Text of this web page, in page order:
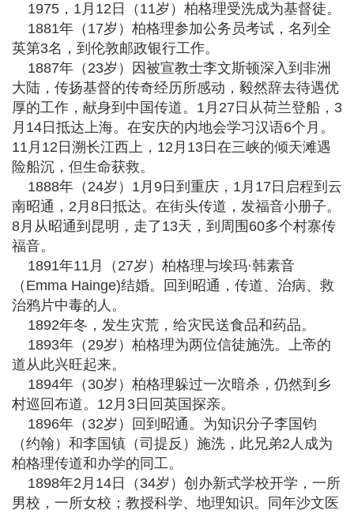
1975，1月12日（11岁）柏格理受洗成为基督徒。
1881年（17岁）柏格理参加公务员考试，名列全
英第3名，到伦敦邮政银行工作。
1887年（23岁）因被宣教士李文斯顿深入到非洲
大陆，传扬基督的传奇经历所感动，毅然辞去待遇优
厚的工作，献身到中国传道。1月27日从荷兰登船，3
月14日抵达上海。在安庆的内地会学习汉语6个月。
11月12日溯长江西上，12月13日在三峡的倾天滩遇
险船沉，但生命获救。
1888年（24岁）1月9日到重庆，1月17日启程到云
南昭通，2月8日抵达。在街头传道，发福音小册子。
8月从昭通到昆明，走了13天，到周围60多个村寨传
福音。
1891年11月（27岁）柏格理与埃玛·韩素音
（Emma Hainge)结婚。回到昭通，传道、治病、救
治鸦片中毒的人。
1892年冬，发生灾荒，给灾民送食品和药品。
1893年（29岁）柏格理为两位信徒施洗。上帝的
道从此兴旺起来。
1894年（30岁）柏格理躲过一次暗杀，仍然到乡
村巡回布道。12月3日回英国探亲。
1896年（32岁）回到昭通。为知识分子李国钧
（约翰）和李国镇（司提反）施洗，此兄弟2人成为
柏格理传道和办学的同工。
1898年2月14日（34岁）创办新式学校开学，一所
男校，一所女校；教授科学、地理知识。同年沙文医